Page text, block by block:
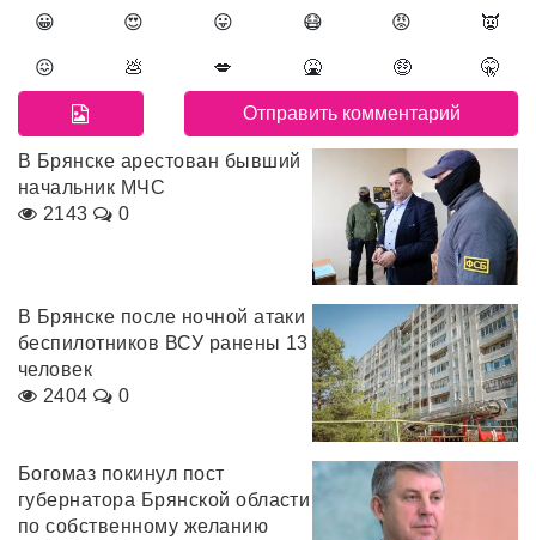
😀 😍 😛 😷 😡 👿
😖 💩 💋 🤮 🤑 🤫
В Брянске арестован бывший
начальник МЧС
2143
0
В Брянске после ночной атаки
беспилотников ВСУ ранены 13
человек
2404
0
Богомаз покинул пост
губернатора Брянской области
по собственному желанию